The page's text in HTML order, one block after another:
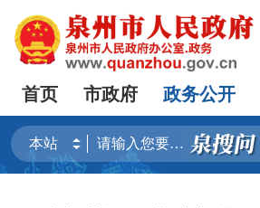
首页 市政府 政务公开